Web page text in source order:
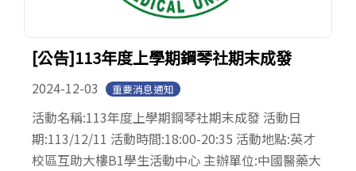
[公告]113年度上學期鋼琴社期末成發
2024-12-03 重要消息通知
活動名稱:113年度上學期鋼琴社期末成發 活動日
期:113/12/11 活動時間:18:00-20:35 活動地點:英才
校區互助大樓B1學生活動中心 主辦單位:中國醫藥大